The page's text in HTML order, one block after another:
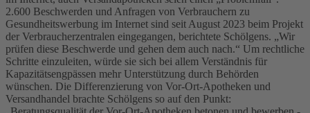
2.600 Beschwerden und Anfragen von Verbrauchern zu
Gesundheitswerbung im Internet sind seit August 2023 beim Projekt
der Verbraucherzentralen eingegangen, berichtete Schölgens. „Wir
prüfen diese Beschwerde und gehen dem auch nach.“ Um rechtliche
Schritte einzuleiten, würde sie sich bei allem Verständnis für
Kapazitätsengpässen mehr Unterstützung durch Behörden
wünschen. Die Differenzierung von Vor-Ort-Apotheken und
Versandhandel brachte Schölgens so auf den Punkt: